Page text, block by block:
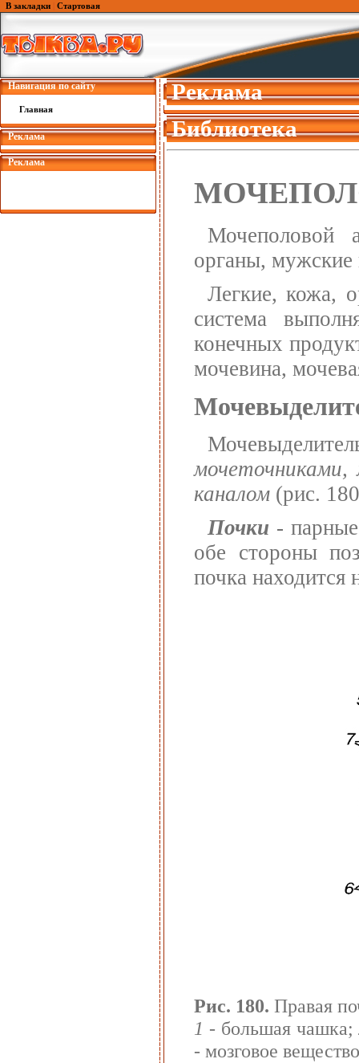
В закладки Стартовая
Навигация по сайту
Главная
Реклама
Реклама
Реклама
Библиотека
Мочеполовой
органы,
Легкие, кожа,
система
конечных
мочевина,
мочеточниками,
каналом (рис.
Почки -
обе стороны
почка находится
Рис. 180. Правая
1 - большая чашка;
- мозговое